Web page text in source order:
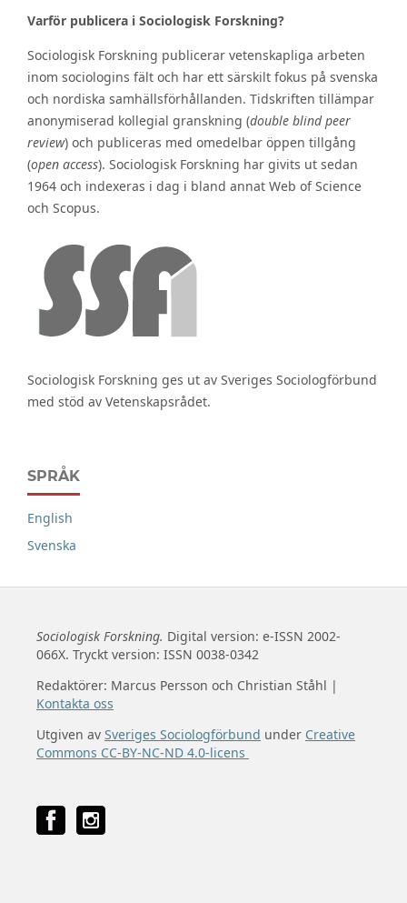
Varför publicera i Sociologisk Forskning?
Sociologisk Forskning publicerar vetenskapliga arbeten
inom sociologins fält och har ett särskilt fokus på svenska
och nordiska samhällsförhållanden. Tidskriften tillämpar
anonymiserad kollegial granskning (double blind peer
review) och publiceras med omedelbar öppen tillgång
(open access). Sociologisk Forskning har givits ut sedan
1964 och indexeras i dag i bland annat Web of Science
och Scopus.
Sociologisk Forskning ges ut av Sveriges Sociologförbund
med stöd av Vetenskapsrådet.
SPRÅK
English
Svenska
Sociologisk Forskning. Digital version: e-ISSN 2002-
066X. Tryckt version: ISSN 0038-0342
Redaktörer: Marcus Persson och Christian Ståhl |
Kontakta oss
Utgiven av Sveriges Sociologförbund under Creative
Commons CC-BY-NC-ND 4.0-licens